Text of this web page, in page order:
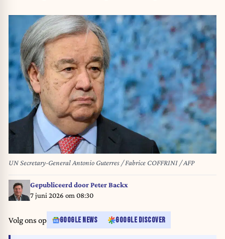
UN Secretary-General Antonio Guterres / Fabrice COFFRINI / AFP
Gepubliceerd doorPeter Backx
7 juni 2026 om 08:30
Volg ons op GOOGLE NEWS GOOGLE DISCOVER